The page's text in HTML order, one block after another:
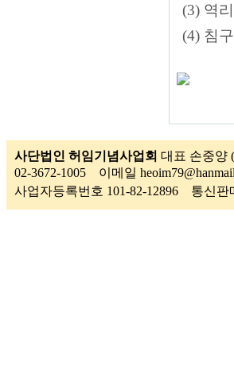
(3) 역
(4) 침
사단법인 허임기념사업회 대표 손중양
02-3672-1005 이메일
사업자등록번호 101-82-12896 통신